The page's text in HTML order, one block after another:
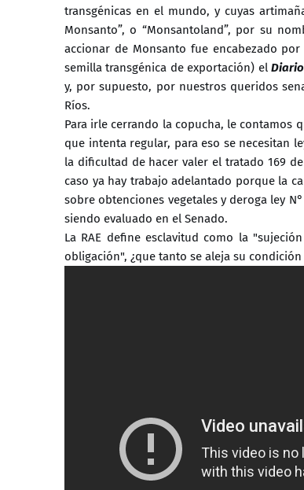
transgénicas en el mundo, y cuyas
Monsanto”, o “Monsantoland”, por su
accionar de Monsanto fue encabezado
semilla transgénica de exportación) el
y, por supuesto, por nuestros queridos
Ríos.
Para irle cerrando la copucha, le contamos
que intenta regular, para eso se necesitan
la dificultad de hacer valer el tratado 169
caso ya hay trabajo adelantado porque la
sobre obtenciones vegetales y deroga ley
siendo evaluado en el Senado.
La RAE define esclavitud como la
obligación", ¿que tanto se aleja su